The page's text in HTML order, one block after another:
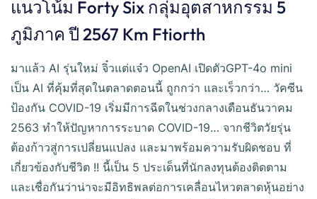
แนวโน้ม Forty Six กลุ่มอุตสาหกรรม 5
ภูมิภาค ปี 2567 Km Ftiorth
มาแล้ว AI รุ่นใหม่ จิ๋วแต่แจ๋ว OpenAI เปิดตัวGPT-4o mini
เป็น AI ที่คุ้มที่สุดในตลาดตอนนี้ ถูกกว่า และเร็วกว่า… วัคซีน
ป้องกัน COVID-19 เริ่มมีการฉีดในช่วงกลางเดือนธันวาคม
2563 ทำให้ปัญหาการระบาด COVID-19… จากชีวิตวัยรุ่น
ต้องก้าวสู่การเปลี่ยนแปลง และมาพร้อมความรับผิดชอบ ที่
เกี่ยวข้องกับชีวิต !! นี้เป็น 5 ประเด็นที่นักลงทุนต้องติดตาม
และเชื่อกันว่าน่าจะมีอิทธิพลต่อการเคลื่อนไหวตลาดหุ้นอย่าง